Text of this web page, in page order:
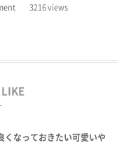
3216 views
くなっておきたい可愛いや